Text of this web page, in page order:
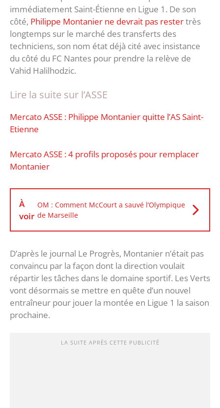
immédiatement Saint-Étienne en Ligue 1. De son
côté, Philippe Montanier ne devrait pas restertrès
longtemps sur le marché des transferts des
techniciens, son nom état déjà cité avec insistance
du côté du FC Nantes pour prendre la relève de
Vahid Halilhodzic.
Lire la suite sur l’ASSE
Mercato ASSE : Philippe Montanier quitte l’AS Saint-
Etienne
Mercato ASSE : 4 profils proposés pour remplacer
Montanier
À
voir
OM : Comment McCourt a sauvé l’Olympique
de Marseille
D’après le journal Le Progrès, Montanier n’était pas
convaincu par la façon dont la direction voulait
répartir les tâches dans le domaine sportif. Les Verts
vont désormais se mettre en quête d’un nouvel
entraîneur pour jouer la montée en Ligue 1 la saison
prochaine.
LA SUITE APRÈS CETTE PUBLICITÉ